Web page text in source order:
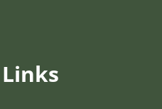
Links